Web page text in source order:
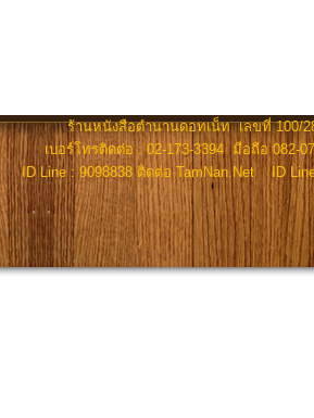
ร้านหนังสือตำนานดอทเน็ท เลขที่ 100/
เบอร์โทรติดต่อ : 02-173-3394 มือถือ 082-
ID Line : 9098838 ติดต่อ TamNan.Net ID